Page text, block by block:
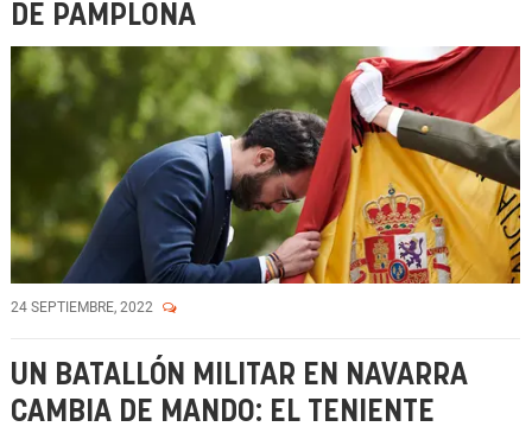
DE PAMPLONA
24 SEPTIEMBRE, 2022
UN BATALLÓN MILITAR EN NAVARRA
CAMBIA DE MANDO: EL TENIENTE